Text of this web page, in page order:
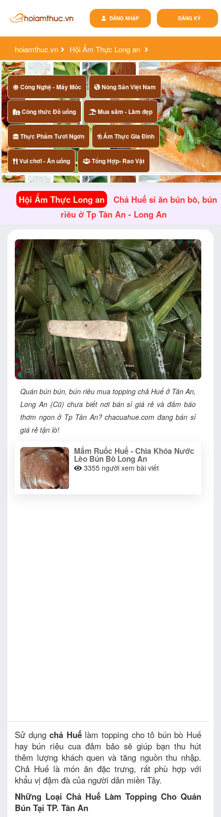
ĐĂNG KÝ
ĐĂNG NHẬP
hoiamthuc.vn
Hội Ẩm Thực Long an
chả huế sỉ ăn bún bò, bún riêu ở tp tân an - long an
Công Nghệ - Máy Móc Nông Sản Việt Nam
Công thức Đồ uống Mua săm - Làm đẹp
Thực Phẩm Tươi Ngơn Ẩm Thực Gia Đình
Vui chơi - Ăn uống Tổng Hợp- Rao Vặt
Hội Ẩm Thực Long an
Chả Huế sỉ ăn bún bò, bún
riêu ở Tp Tân An - Long An
Quán bún bún, bún riêu mua topping chả Huế ở Tân An,
Long An (Cũ) chưa biết nơi bán sỉ giá rẻ và đảm báo
thơm ngon ở Tp Tân An? chacuahue.com đang bán sỉ
giá rẻ tận lò!
Mắm Ruốc Huế - Chìa Khóa Nước
Lèo Bún Bò Long An
3355 người xem bài viết
Sử dụngchả Huếlàm topping cho tô bún bò Huế
hay bún riêu cua đảm bảo sẽ giúp bạn thu hút
thêm lượng khách quen và tăng nguồn thu nhập.
Chả Huế là món ăn đặc trưng, rất phù hợp với
khẩu vị đậm đà của người dân miền Tây.
Những Loại Chả Huế Làm Topping Cho Quán
Bún Tại TP. Tân An